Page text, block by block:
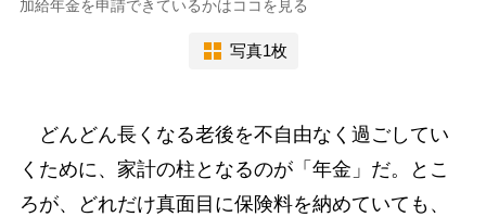
加給年金を申請できているかはココを見る
写真1枚
どんどん長くなる老後を不自由なく過ごしてい
くために、家計の柱となるのが「年金」だ。とこ
ろが、どれだけ真面目に保険料を納めていても、